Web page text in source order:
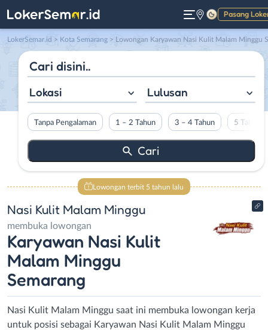
Pasang
Gelap
LokerSemar.id > Kota Semarang > Lowongan Karyawan Nasi Kulit Malam Minggu Semarang di Nasi Kulit Malam Minggu
Lokasi Lulusan
Tanpa Pengalaman 1 – 2 Tahun 3 – 4 Tahun 5 Tahun
Lowongan terbit 5 tahun lalu
Nasi Kulit Malam Minggu
membuka lowongan
Karyawan Nasi Kulit
Malam Minggu
Semarang
Nasi Kulit Malam Minggu saat ini membuka lowongan kerja
untuk posisi sebagai Karyawan Nasi Kulit Malam Minggu